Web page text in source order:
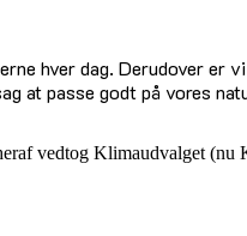
hver dag. Derudover er
at passe godt på vores
vedtog Klimaudvalget